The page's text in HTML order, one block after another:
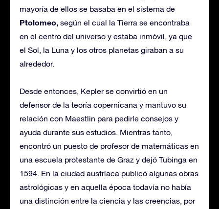
mayoría de ellos se basaba en el sistema de
Ptolomeo, según el cual la Tierra se encontraba
en el centro del universo y estaba inmóvil, ya que
el Sol, la Luna y los otros planetas giraban a su
alrededor.
Desde entonces, Kepler se convirtió en un
defensor de la teoría copernicana y mantuvo su
relación con Maestlin para pedirle consejos y
ayuda durante sus estudios. Mientras tanto,
encontró un puesto de profesor de matemáticas en
una escuela protestante de Graz y dejó Tubinga en
1594. En la ciudad austríaca publicó algunas obras
astrológicas y en aquella época todavía no había
una distinción entre la ciencia y las creencias, por